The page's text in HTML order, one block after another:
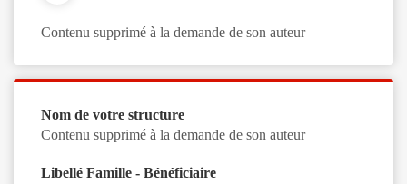
Contenu supprimé à la demande de son auteur
Nom de votre structure
Contenu supprimé à la demande de son auteur
Libellé Famille - Bénéficiaire